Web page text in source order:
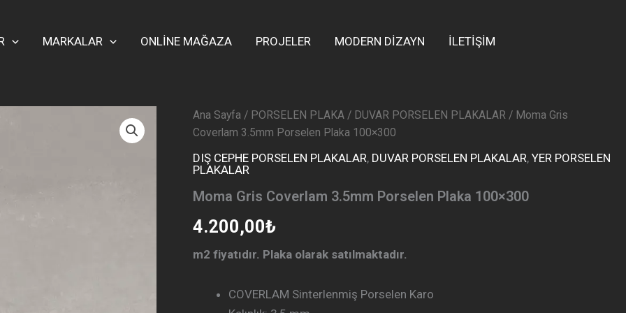
MARKALAR ONLİNE MAĞAZA PROJELER MODERN DİZAYN İLETİŞİM
Ana Sayfa / PORSELEN PLAKA / DUVAR PORSELEN PLAKALAR / Moma Gris
Coverlam 3.5mm Porselen Plaka 100×300
DIŞ CEPHE PORSELEN PLAKALAR, DUVAR PORSELEN PLAKALAR,YER PORSELEN
PLAKALAR
Moma Gris Coverlam 3.5mm Porselen Plaka 100×300
4.200,00₺
m2 fiyatıdır. Plaka olarak satılmaktadır.
COVERLAM Sinterlenmiş Porselen Karo